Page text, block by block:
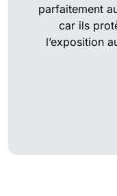
parfaitement
car ils
l’exposition